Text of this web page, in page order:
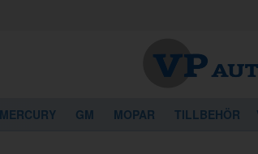
GM MOPAR TILLBEHÖR